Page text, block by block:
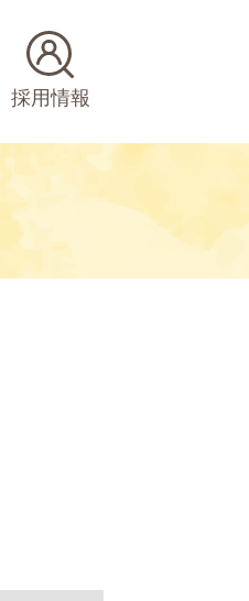
採用情報